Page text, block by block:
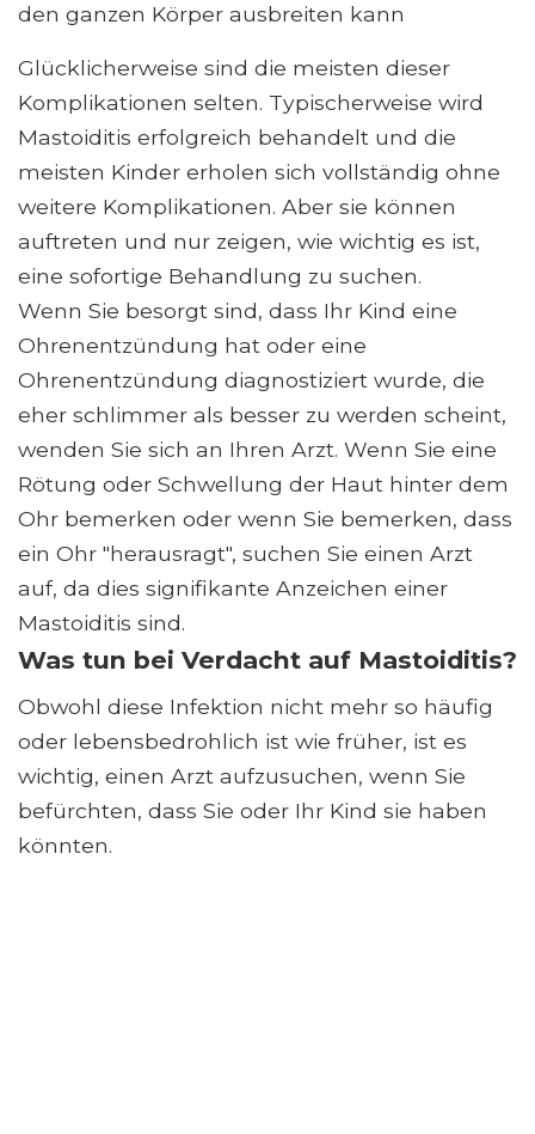
den ganzen Körper ausbreiten kann
Glücklicherweise sind die meisten dieser
Komplikationen selten. Typischerweise wird
Mastoiditis erfolgreich behandelt und die
meisten Kinder erholen sich vollständig ohne
weitere Komplikationen. Aber sie können
auftreten und nur zeigen, wie wichtig es ist,
eine sofortige Behandlung zu suchen.
Wenn Sie besorgt sind, dass Ihr Kind eine
Ohrenentzündung hat oder eine
Ohrenentzündung diagnostiziert wurde, die
eher schlimmer als besser zu werden scheint,
wenden Sie sich an Ihren Arzt. Wenn Sie eine
Rötung oder Schwellung der Haut hinter dem
Ohr bemerken oder wenn Sie bemerken, dass
ein Ohr "herausragt", suchen Sie einen Arzt
auf, da dies signifikante Anzeichen einer
Mastoiditis sind.
Was tun bei Verdacht auf Mastoiditis?
Obwohl diese Infektion nicht mehr so ​​häufig
oder lebensbedrohlich ist wie früher, ist es
wichtig, einen Arzt aufzusuchen, wenn Sie
befürchten, dass Sie oder Ihr Kind sie haben
könnten.